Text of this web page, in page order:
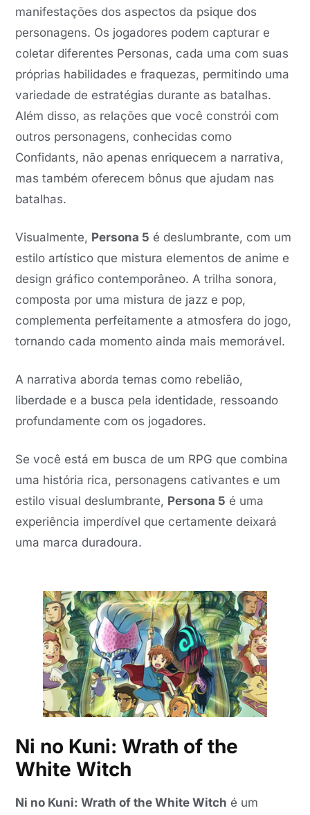
manifestações dos aspectos da psique dos
personagens. Os jogadores podem capturar e
coletar diferentes Personas, cada uma com suas
próprias habilidades e fraquezas, permitindo uma
variedade de estratégias durante as batalhas.
Além disso, as relações que você constrói com
outros personagens, conhecidas como
Confidants, não apenas enriquecem a narrativa,
mas também oferecem bônus que ajudam nas
batalhas.
Visualmente, Persona 5 é deslumbrante, com um
estilo artístico que mistura elementos de anime e
design gráfico contemporâneo. A trilha sonora,
composta por uma mistura de jazz e pop,
complementa perfeitamente a atmosfera do jogo,
tornando cada momento ainda mais memorável.
A narrativa aborda temas como rebelião,
liberdade e a busca pela identidade, ressoando
profundamente com os jogadores.
Se você está em busca de um RPG que combina
uma história rica, personagens cativantes e um
estilo visual deslumbrante, Persona 5 é uma
experiência imperdível que certamente deixará
uma marca duradoura.
Ni no Kuni: Wrath of the
White Witch
Ni no Kuni: Wrath of the White Witch é um